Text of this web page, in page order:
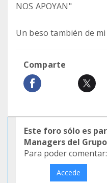
NOS APOYAN"
Un beso también de
Comparte
Este foro sólo es
Managers del
Para poder comentar:
Accede